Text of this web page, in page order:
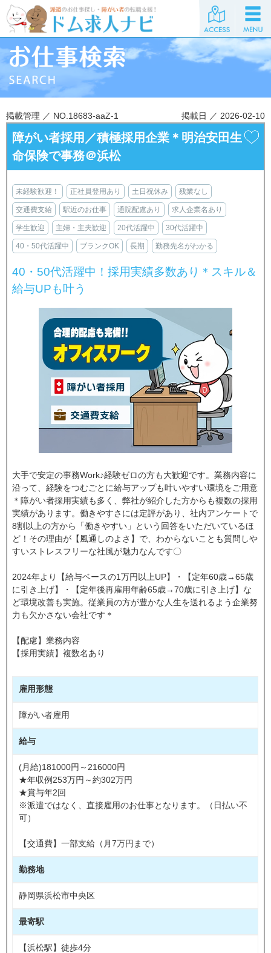
掲載管理 ／ NO.18683-aaZ-1 掲載日 ／ 2026-02-10
障がい者採用／積極採用企業＊明治安田生
命保険で事務＠浜松
未経験歓迎！ 正社員登用あり 土日祝休み 残業なし
交通費支給 駅近のお仕事 通院配慮あり 求人企業名あり
学生歓迎 主婦・主夫歓迎 20代活躍中 30代活躍中
40・50代活躍中 ブランクOK 長期 勤務先名がわかる
40・50代活躍中！採用実績多数あり＊スキル＆
給与UPも叶う
大手で安定の事務Work♪経験ゼロの方も大歓迎です。業務内容に
沿って、経験をつむごとに給与アップも叶いやすい環境をご用意
＊障がい者採用実績も多く、弊社が紹介した方からも複数の採用
実績があります。働きやすさには定評があり、社内アンケートで
8割以上の方から「働きやすい」という回答をいただいているほ
ど！その理由が【風通しのよさ】で、わからないことも質問しや
すいストレスフリーな社風が魅力なんです〇
2024年より【給与ベースの1万円以上UP】・【定年60歳→65歳
に引き上げ】・【定年後再雇用年齢65歳→70歳に引き上げ】な
ど環境改善も実施。従業員の方が豊かな人生を送れるよう企業努
力も欠かさない会社です＊
【配慮】業務内容
【採用実績】複数名あり
雇用形態
障がい者雇用
給与
(月給)181000円～216000円
★年収例253万円～約302万円
★賞与年2回
※派遣ではなく、直接雇用のお仕事となります。（日払い不
可）
【交通費】一部支給（月7万円まで）
勤務地
静岡県浜松市中央区
最寄駅
【浜松駅】徒歩4分